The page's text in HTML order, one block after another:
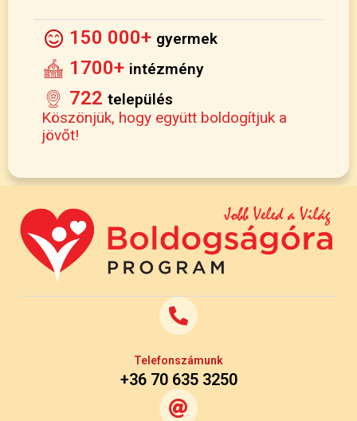
150 000+ gyermek
1700+ intézmény
722 település
Köszönjük, hogy együtt boldogítjuk a
jövőt!
Telefonszámunk
+36 70 635 3250